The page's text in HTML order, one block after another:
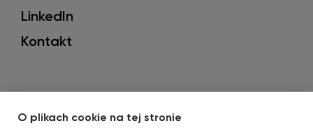
LinkedIn
Kontakt
O plikach cookie na tej stronie